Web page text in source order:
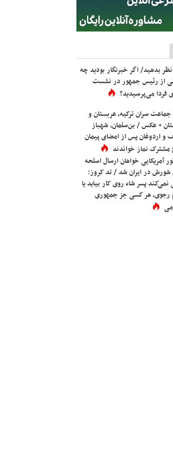
بدهید/ اگر خبرنگار بودید چه
از رئیس جمهور در نشست
فردا می‌پرسیدید؟
جماعت سران ترکیه، عربستان و
+ عکس / بن‌سلمان، شهباز
و اردوغان پس از امضای پیمان
مشترک نماز خواندند
آمریکایی خواهان ارسال اسلحه
شورش در ایران شد / تد کروز:
نمی‌کند پسر شاه روی کار بیاید یا
رجوی، هر کسی جز جمهوری